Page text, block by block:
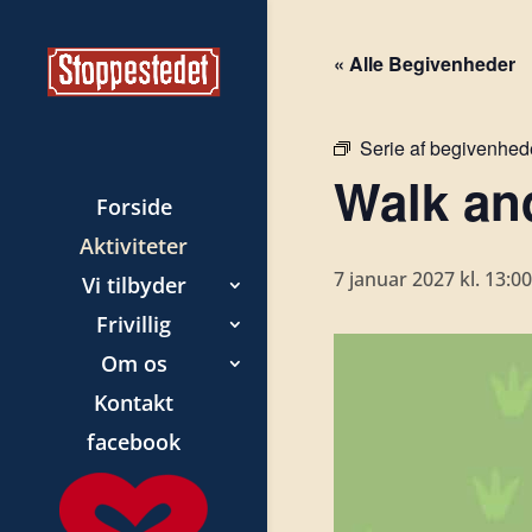
Forside
Aktiviteter
Vi tilbyder
Frivillig
Om os
Kontakt
facebook
« Alle Begivenheder
Serie af
Walk
7 januar 2027 kl. 13:00